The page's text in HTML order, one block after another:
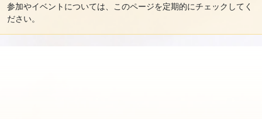
参加やイベントについては、このページを定期的にチェックしてく
ださい。